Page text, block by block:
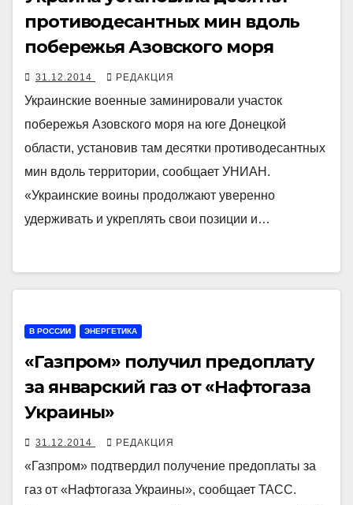
противодесантных мин вдоль
побережья Азовского моря
31.12.2014 РЕДАКЦИЯ
Украинские военные заминировали участок
побережья Азовского моря на юге Донецкой
области, установив там десятки противодесантных
мин вдоль территории, сообщает УНИАН.
«Украинские воины продолжают уверенно
удерживать и укреплять свои позиции и…
В РОССИИ ЭНЕРГЕТИКА
«Газпром» получил предоплату
за январский газ от «Нафтогаза
Украины»
31.12.2014 РЕДАКЦИЯ
«Газпром» подтвердил получение предоплаты за
газ от «Нафтогаза Украины», сообщает ТАСС.